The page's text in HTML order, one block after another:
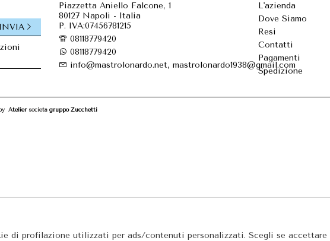
INVIA
Piazzetta Aniello Falcone, 1
80127 Napoli - Italia
P. IVA:07456781215
08118779420
08118779420
info@mastrolonardo.net, mastrolonardo1938@gmail.com
L'azienda
Dove Siamo
Resi
Contatti
Pagamenti
Spedizione
Ateliersocietà gruppo Zucchetti
di profilazione utilizzati per ads/contenuti personalizzati. Scegli se